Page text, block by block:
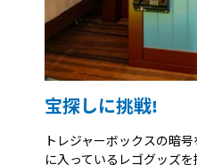
宝探しに挑戦!
トレジャーボックスの暗
に入っているレゴグッズを